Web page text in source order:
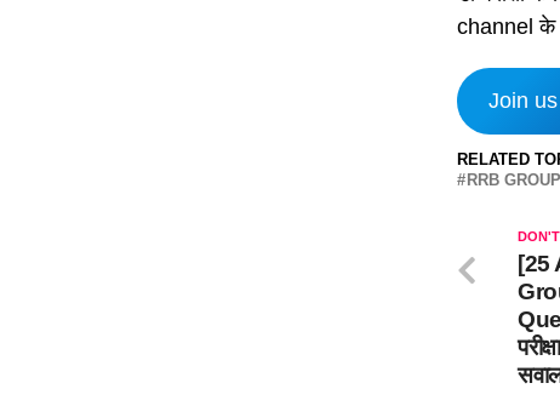
channel के
Join
RELATED
RRB
[25